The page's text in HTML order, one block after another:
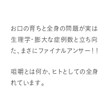
お口の育ちと全身の問題が実は
生理学・膨大な症例数と立ち
た、まさにファイナルアンサー！！
咀嚼とは何か、ヒトとしての
れています。